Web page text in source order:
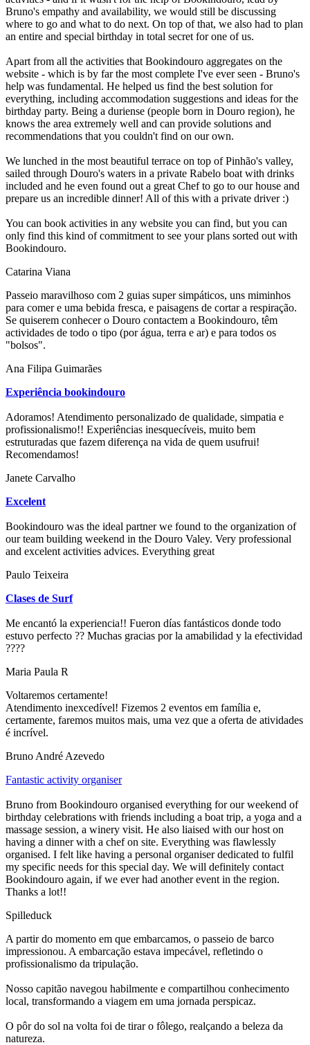
Bruno's empathy and availability, we would still be discussing
where to go and what to do next. On top of that, we also had to plan
an entire and special birthday in total secret for one of us.
Apart from all the activities that Bookindouro aggregates on the
website - which is by far the most complete I've ever seen - Bruno's
help was fundamental. He helped us find the best solution for
everything, including accommodation suggestions and ideas for the
birthday party. Being a duriense (people born in Douro region), he
knows the area extremely well and can provide solutions and
recommendations that you couldn't find on our own.
We lunched in the most beautiful terrace on top of Pinhão's valley,
sailed through Douro's waters in a private Rabelo boat with drinks
included and he even found out a great Chef to go to our house and
prepare us an incredible dinner! All of this with a private driver :)
You can book activities in any website you can find, but you can
only find this kind of commitment to see your plans sorted out with
Bookindouro.
Catarina Viana
Passeio maravilhoso com 2 guias super simpáticos, uns miminhos
para comer e uma bebida fresca, e paisagens de cortar a respiração.
Se quiserem conhecer o Douro contactem a Bookindouro, têm
actividades de todo o tipo (por água, terra e ar) e para todos os
"bolsos".
Ana Filipa Guimarães
Experiência bookindouro
Adoramos! Atendimento personalizado de qualidade, simpatia e
profissionalismo!! Experiências inesquecíveis, muito bem
estruturadas que fazem diferença na vida de quem usufrui!
Recomendamos!
Janete Carvalho
Excelent
Bookindouro was the ideal partner we found to the organization of
our team building weekend in the Douro Valey. Very professional
and excelent activities advices. Everything great
Paulo Teixeira
Clases de Surf
Me encantó la experiencia!! Fueron días fantásticos donde todo
estuvo perfecto ?? Muchas gracias por la amabilidad y la efectividad
????
Maria Paula R
Voltaremos certamente!
Atendimento inexcedível! Fizemos 2 eventos em família e,
certamente, faremos muitos mais, uma vez que a oferta de atividades
é incrível.
Bruno André Azevedo
Fantastic activity organiser
Bruno from Bookindouro organised everything for our weekend of
birthday celebrations with friends including a boat trip, a yoga and a
massage session, a winery visit. He also liaised with our host on
having a dinner with a chef on site. Everything was flawlessly
organised. I felt like having a personal organiser dedicated to fulfil
my specific needs for this special day. We will definitely contact
Bookindouro again, if we ever had another event in the region.
Thanks a lot!!
Spilleduck
A partir do momento em que embarcamos, o passeio de barco
impressionou. A embarcação estava impecável, refletindo o
profissionalismo da tripulação.
Nosso capitão navegou habilmente e compartilhou conhecimento
local, transformando a viagem em uma jornada perspicaz.
O pôr do sol na volta foi de tirar o fôlego, realçando a beleza da
natureza.